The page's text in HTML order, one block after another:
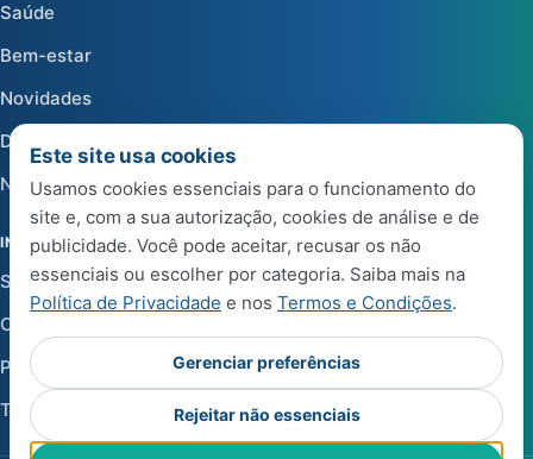
Saúde
Bem-estar
Novidades
Dicas
Notícias
INSTITUCIONAL
Sobre a Life Center Shop
Central de Ajuda
Política de Privacidade
Termos e Condições de Uso
Este site usa cookies
Usamos cookies essenciais para o funcionamento do
site e, com a sua autorização, cookies de análise e de
publicidade. Você pode aceitar, recusar os não
essenciais ou escolher por categoria. Saiba mais na
Política de Privacidade e nos Termos e Condições.
Gerenciar preferências
Rejeitar não essenciais